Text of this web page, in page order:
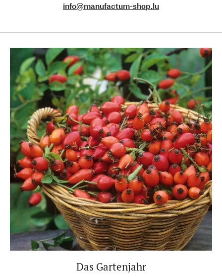
info@manufactum-shop.lu
Das Gartenjahr